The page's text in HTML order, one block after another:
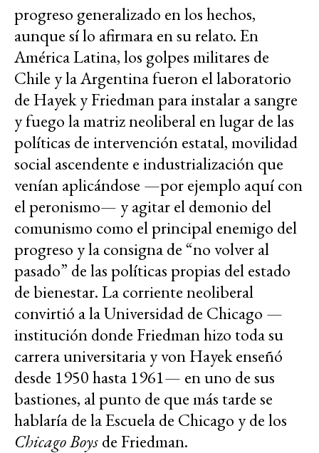
progreso generalizado en los hechos,
aunque sí lo afirmara en su relato. En
América Latina, los golpes militares de
Chile y la Argentina fueron el laboratorio
de Hayek y Friedman para instalar a sangre
y fuego la matriz neoliberal en lugar de las
políticas de intervención estatal, movilidad
social ascendente e industrialización que
venían aplicándose —por ejemplo aquí con
el peronismo— y agitar el demonio del
comunismo como el principal enemigo del
progreso y la consigna de “no volver al
pasado” de las políticas propias del estado
de bienestar. La corriente neoliberal
convirtió a la Universidad de Chicago —
institución donde Friedman hizo toda su
carrera universitaria y von Hayek enseñó
desde 1950 hasta 1961— en uno de sus
bastiones, al punto de que más tarde se
hablaría de la Escuela de Chicago y de los
Chicago Boysde Friedman.